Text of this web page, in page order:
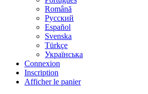
Română
Русский
Español
Svenska
Türkçe
Українська
Connexion
Inscription
Afficher le panier